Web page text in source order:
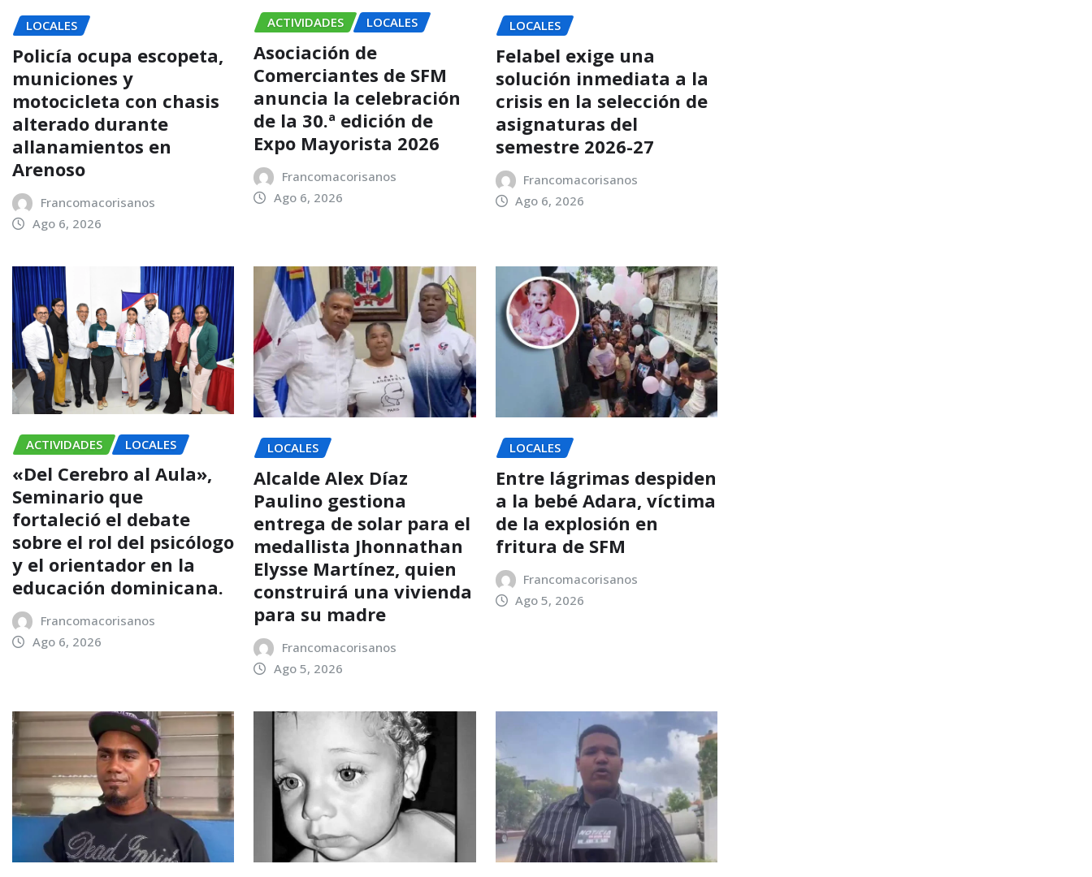
LOCALES
Policía ocupa escopeta,
municiones y
motocicleta con chasis
alterado durante
allanamientos en
Arenoso
Francomacorisanos
Ago 6, 2026
ACTIVIDADES LOCALES
Asociación de
Comerciantes de SFM
anuncia la celebración
de la 30.ª edición de
Expo Mayorista 2026
Francomacorisanos
Ago 6, 2026
LOCALES
Felabel exige una
solución inmediata a la
crisis en la selección de
asignaturas del
semestre 2026-27
Francomacorisanos
Ago 6, 2026
ACTIVIDADES LOCALES
«Del Cerebro al Aula»,
Seminario que
fortaleció el debate
sobre el rol del psicólogo
y el orientador en la
educación dominicana.
Francomacorisanos
Ago 6, 2026
LOCALES
Alcalde Alex Díaz
Paulino gestiona
entrega de solar para el
medallista Jhonnathan
Elysse Martínez, quien
construirá una vivienda
para su madre
Francomacorisanos
Ago 5, 2026
LOCALES
Entre lágrimas despiden
a la bebé Adara, víctima
de la explosión en
fritura de SFM
Francomacorisanos
Ago 5, 2026